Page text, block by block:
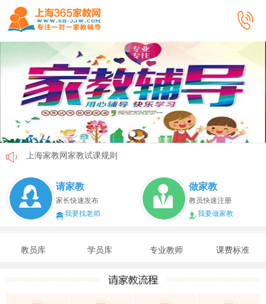
上海家教网家教试课规则
上海家教网免责声明
教员首次给家长打电话注意事项
上海家教网教员首次上门试教注意事项
上海家教网女生家教安全必读！
上海家教网大学生做家教安全须知！
请家教
家长快速发布
我要找老师
做家教
教员快速注册
我要做家教
教员库 学员库 专业教师 课费标准